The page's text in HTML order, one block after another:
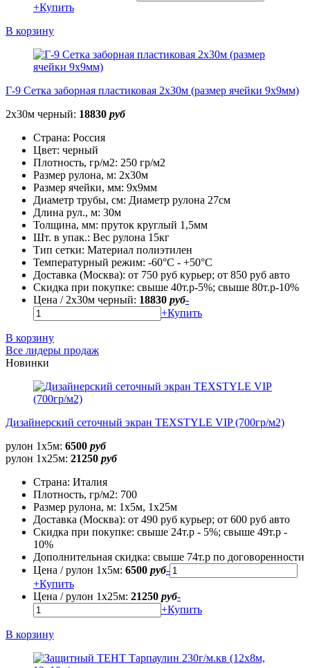
+Купить
В корзину
Г-9 Сетка заборная пластиковая 2х30м (размер ячейки 9х9мм)
2х30м черный: 18830 руб
Страна: Россия
Цвет: черный
Плотность, гр/м2: 250 гр/м2
Размер рулона, м: 2х30м
Размер ячейки, мм: 9х9мм
Диаметр трубы, cм: Диаметр рулона 27см
Длина рул., м: 30м
Толщина, мм: пруток круглый 1,5мм
Шт. в упак.: Вес рулона 15кг
Тип сетки: Материал полиэтилен
Температурный режим: -60°С - +50°С
Доставка (Москва): от 750 руб курьер; от 850 руб авто
Скидка при покупке: свыше 40т.р-5%; свыше 80т.р-10%
Цена / 2х30м черный: 18830 руб-
+Купить
В корзину
Все лидеры продаж
Новинки
Дизайнерский сеточный экран TEXSTYLE VIP (700гр/м2)
рулон 1х5м: 6500 руб
рулон 1х25м: 21250 руб
Страна: Италия
Плотность, гр/м2: 700
Размер рулона, м: 1х5м, 1х25м
Доставка (Москва): от 490 руб курьер; от 600 руб авто
Скидка при покупке: свыше 24т.р - 5%; свыше 49т.р -
10%
Дополнительная скидка: свыше 74т.р по договоренности
Цена / рулон 1х5м: 6500 руб-
+Купить
Цена / рулон 1х25м: 21250 руб-
+Купить
В корзину